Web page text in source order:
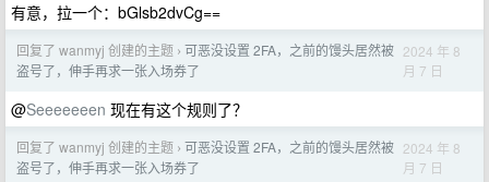
有意，拉一个：bGlsb2dvCg==
回复了 wanmyj 创建的主题 › 可恶没设置 2FA，之前的馒头居然被
盗号了，伸手再求一张入场券了
2024 年 8
月 7 日
@Seeeeeeen 现在有这个规则了？
回复了 wanmyj 创建的主题 › 可恶没设置 2FA，之前的馒头居然被
盗号了，伸手再求一张入场券了
2024 年 8
月 7 日